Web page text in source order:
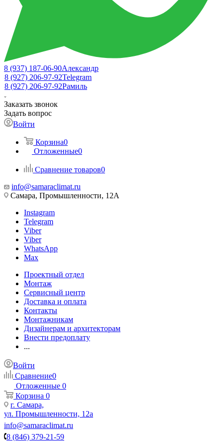
8 (937) 187-06-90Александр
8 (927) 206-97-92Telegram
8 (927) 206-97-92Рамиль
Заказать звонок
Задать вопрос
Войти
Корзина0
Отложенные0
Сравнение товаров0
info@samaraclimat.ru
Самара, Промышленности, 12А
Instagram
Telegram
Viber
Viber
WhatsApp
Max
Проектный отдел
Монтаж
Сервисный центр
Доставка и оплата
Контакты
Монтажникам
Дизайнерам и архитекторам
Внести предоплату
...
Войти
Сравнение0
Отложенные 0
Корзина 0
г. Самара,
ул. Промышленности, 12а
info@samaraclimat.ru
8 (846) 379-21-59